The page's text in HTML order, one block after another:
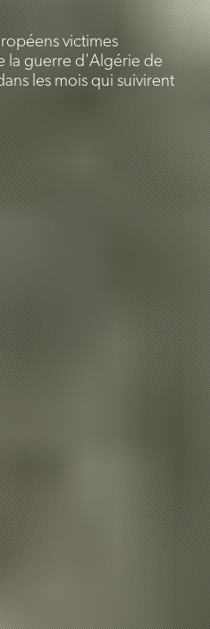
victimes
la guerre d'Algérie de
les mois qui suivirent